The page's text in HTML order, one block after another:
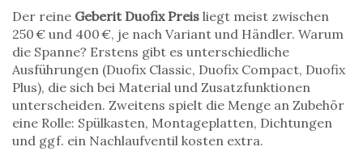
Der reine Geberit Duofix Preis liegt meist zwischen
250 € und 400 €, je nach Variant und Händler. Warum
die Spanne? Erstens gibt es unterschiedliche
Ausführungen (Duofix Classic, Duofix Compact, Duofix
Plus), die sich bei Material und Zusatzfunktionen
unterscheiden. Zweitens spielt die Menge an Zubehör
eine Rolle: Spülkasten, Montageplatten, Dichtungen
und ggf. ein Nachlaufventil kosten extra.